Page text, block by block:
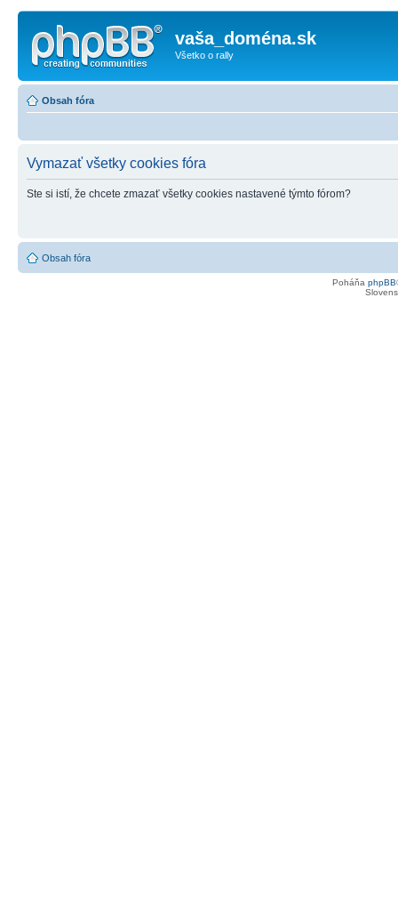
vaša_doména.sk
Všetko o rally
Obsah fóra
Vymazať všetky cookies fóra
Ste si istí, že chcete zmazať všetky cookies nastavené týmto fórom?
Obsah fóra
Poháňa phpBB